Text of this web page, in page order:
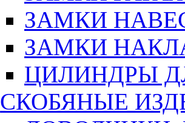
ЗАМКИ
ЗАМКИ
ЦИЛИНДРЫ
СКОБЯНЫЕ